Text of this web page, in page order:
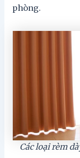
phòng.
Các loại rèm